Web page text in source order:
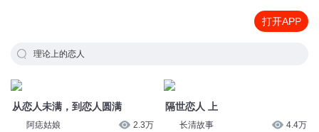
打开APP
理论上的恋人
从恋人未满，到恋人圆满
阿痣姑娘 2.3万
隔世恋人 上
长清故事 4.4万